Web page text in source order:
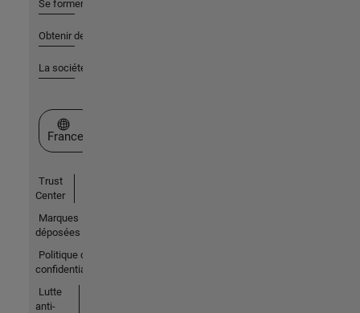
Se former
Obtenir de l'aide
La société
Sélectionner un site web
France
Trust
Center
Marques
déposées
Politique de
confidentialité
Lutte
anti-